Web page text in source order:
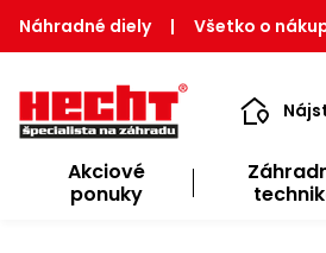
Náhradné diely | Všetko o
Akciové
ponuky